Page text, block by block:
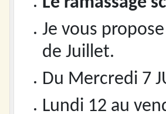
Je vous
de Juillet.
Du Mercredi 7
Lundi 12 au